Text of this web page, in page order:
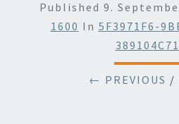
Published 9.
1600 In 5F3971F6-
← PREVIOUS /